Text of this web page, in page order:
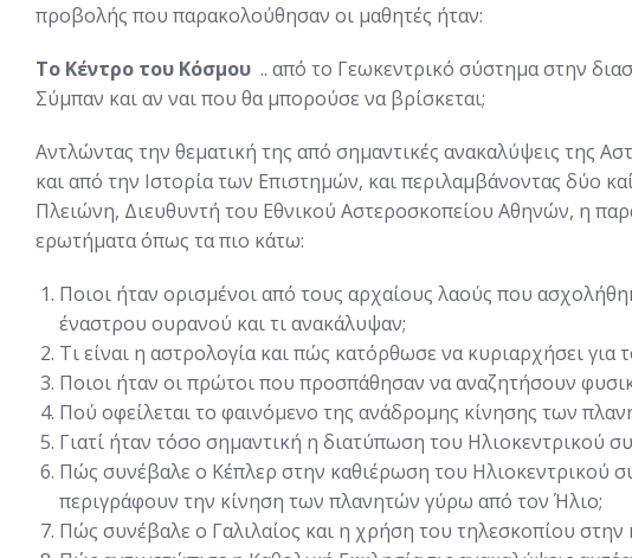
προβολής που παρακολούθησαν οι μαθητές ήταν:
Το Κέντρο του Κόσμου .. από το Γεωκεντρικό σύστημα στην
Σύμπαν και αν ναι που θα μπορούσε να βρίσκεται;
Αντλώντας την θεματική της από σημαντικές ανακαλύψεις της
και από την Ιστορία των Επιστημών, και περιλαμβάνοντας δύο
Πλειώνη, Διευθυντή του Εθνικού Αστεροσκοπείου Αθηνών, η
ερωτήματα όπως τα πιο κάτω:
Ποιοι ήταν ορισμένοι από τους αρχαίους λαούς που
έναστρου ουρανού και τι ανακάλυψαν;
Τι είναι η αστρολογία και πώς κατόρθωσε να κυριαρχήσει για
Ποιοι ήταν οι πρώτοι που προσπάθησαν να αναζητήσουν
Πού οφείλεται το φαινόμενο της ανάδρομης κίνησης των
Γιατί ήταν τόσο σημαντική η διατύπωση του Ηλιοκεντρικού
Πώς συνέβαλε ο Κέπλερ στην καθιέρωση του Ηλιοκεντρικού
περιγράφουν την κίνηση των πλανητών γύρω από τον Ήλιο;
Πώς συνέβαλε ο Γαλιλαίος και η χρήση του τηλεσκοπίου